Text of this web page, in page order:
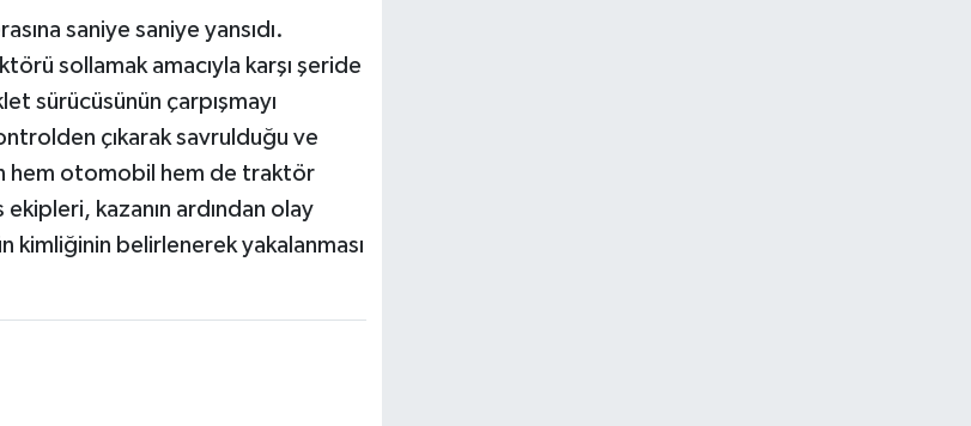
saniye saniye yansıdı.
sollamak amacıyla karşı şeride
sürücüsünün çarpışmayı
çıkarak savrulduğu ve
hem otomobil hem de traktör
kazanın ardından olay
belirlenerek yakalanması